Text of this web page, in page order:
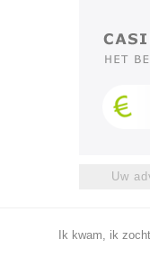
Uw
Ik kwam, ik